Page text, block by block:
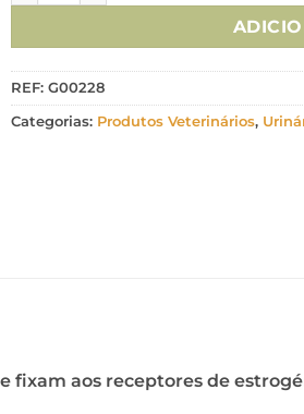
REF: G00228
Categorias: Produtos Veterinários,
fixam aos receptores de